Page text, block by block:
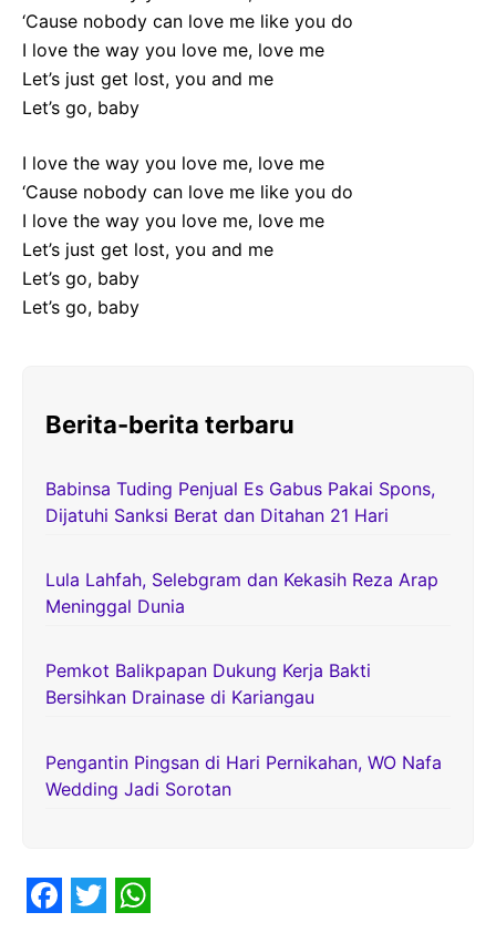
‘Cause nobody can love me like you do
I love the way you love me, love me
Let’s just get lost, you and me
Let’s go, baby
I love the way you love me, love me
‘Cause nobody can love me like you do
I love the way you love me, love me
Let’s just get lost, you and me
Let’s go, baby
Let’s go, baby
Berita-berita terbaru
Babinsa Tuding Penjual Es Gabus Pakai Spons,
Dijatuhi Sanksi Berat dan Ditahan 21 Hari
Lula Lahfah, Selebgram dan Kekasih Reza Arap
Meninggal Dunia
Pemkot Balikpapan Dukung Kerja Bakti
Bersihkan Drainase di Kariangau
Pengantin Pingsan di Hari Pernikahan, WO Nafa
Wedding Jadi Sorotan